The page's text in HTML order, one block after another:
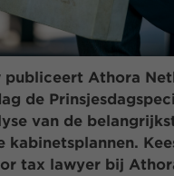
Athora
de
van de
kabinetsplannen.
tax lawyer bij